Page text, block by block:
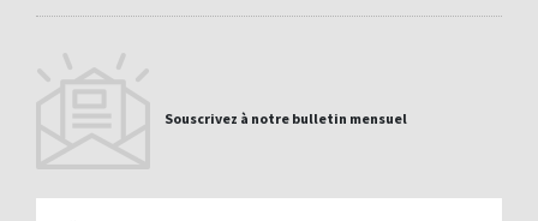
Souscrivez à notre bulletin mensuel